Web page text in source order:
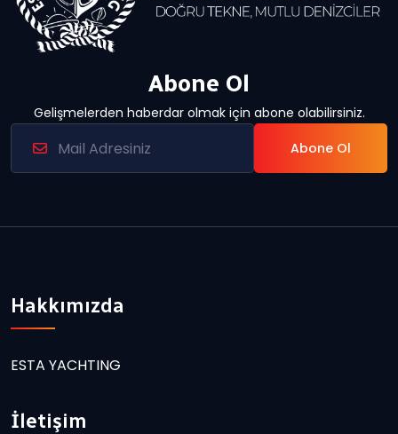
Abone Ol
Gelişmelerden haberdar olmak için abone olabilirsiniz.
Abone Ol
Hakkımızda
ESTA YACHTING
İletişim